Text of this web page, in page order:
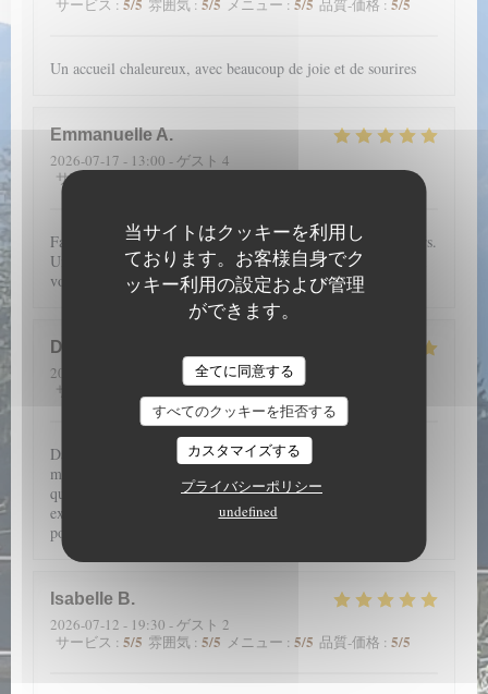
当サイトはクッキーを利用し
ております。お客様自身でク
ッキー利用の設定および管理
ができます。
全てに同意する
すべてのクッキーを拒否する
カスタマイズする
プライバシーポリシー
undefined
サービス : 雰囲気 : メニュー : 品質-価格 :
Un accueil chaleureux, avec beaucoup de joie et de sourires
EmmanuelleA
2026-07-17 - 13:00 - ゲスト 4
サービス
5/5 5/5 5/5 5/5
Fantastique emplacement et une carte qui nous régale toujours.
Une mention spéciale aux pâtisseries qui sont merveilleuses à
voir et à manger.
D
2026-07-14
- 19:30 - ゲスト 4
サービス
雰囲気:5/5 メニュー:5/5
Dans un cadre merveilleux, en pleine nature avec une
magnifique vue, l’Aigle Blanche vous offre une cuisine de
qualité (encornets farcis et pièce de vieux fondante par
exemple). Service agréable. Et petite liqueur maison de
pomme de pin à la fin, à goûter impérativement !
Isabelle B
2026-07-12 - 19:30 - ゲスト 2
サービス : 5/5 雰囲気 : 5/5 メニュー : 5/5 品質-価格 : 5/5